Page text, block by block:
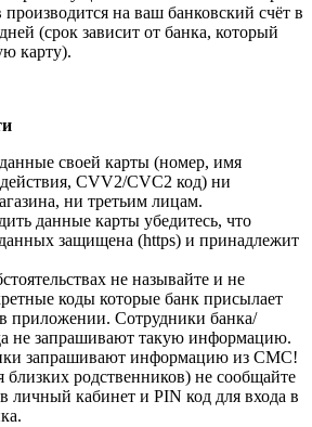
на ваш банковский счёт в
(срок зависит от банка, который
карту).
своей карты (номер, имя
CVV2/CVC2 код) ни
ни третьим лицам.
данные карты убедитесь, что
защищена (https) и принадлежит
не называйте и не
коды которые банк присылает
Сотрудники банка/
не запрашивают такую информацию.
запрашивают информацию из СМС!
родственников) не сообщайте
личный кабинет и PIN код для входа в